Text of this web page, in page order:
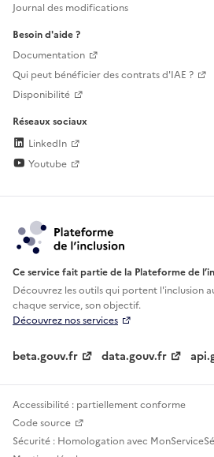
Journal des modifications
Besoin d'aide ?
Documentation
Qui peut bénéficier des contrats d'IAE ?
Disponibilité
Réseaux sociaux
LinkedIn
Youtube
Ce service fait partie de la Plateforme de
Découvrez les outils qui portent l'inclusion
chaque service, son objectif.
Découvrez nos services
beta.gouv.fr data.gouv.fr
Accessibilité : partiellement conforme
Code source
Sécurité : Homologation avec